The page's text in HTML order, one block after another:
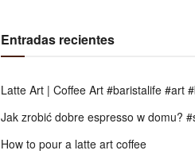
Entradas recientes
Latte Art | Coffee Art #baristalife #art
Jak zrobić dobre espresso w domu?
How to pour a latte art coffee